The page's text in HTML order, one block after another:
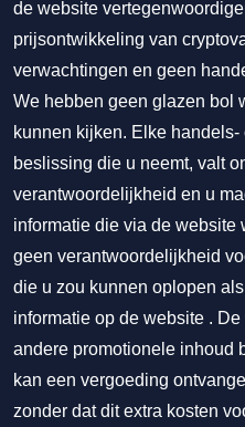
de website
prijsontwikkeling van
verwachtingen en geen
We hebben geen glazen bol
kunnen kijken. Elke
beslissing die u neemt, valt
verantwoordelijkheid en u
informatie die via de website
geen verantwoordelijkheid
die u zou kunnen oplopen
informatie op de website .
andere promotionele inhoud
kan een vergoeding
zonder dat dit extra kosten